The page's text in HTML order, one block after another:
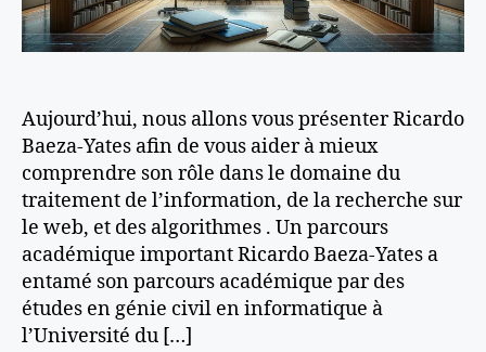
Aujourd’hui, nous allons vous présenter Ricardo
Baeza-Yates afin de vous aider à mieux
comprendre son rôle dans le domaine du
traitement de l’information, de la recherche sur
le web, et des algorithmes . Un parcours
académique important Ricardo Baeza-Yates a
entamé son parcours académique par des
études en génie civil en informatique à
l’Université du […]